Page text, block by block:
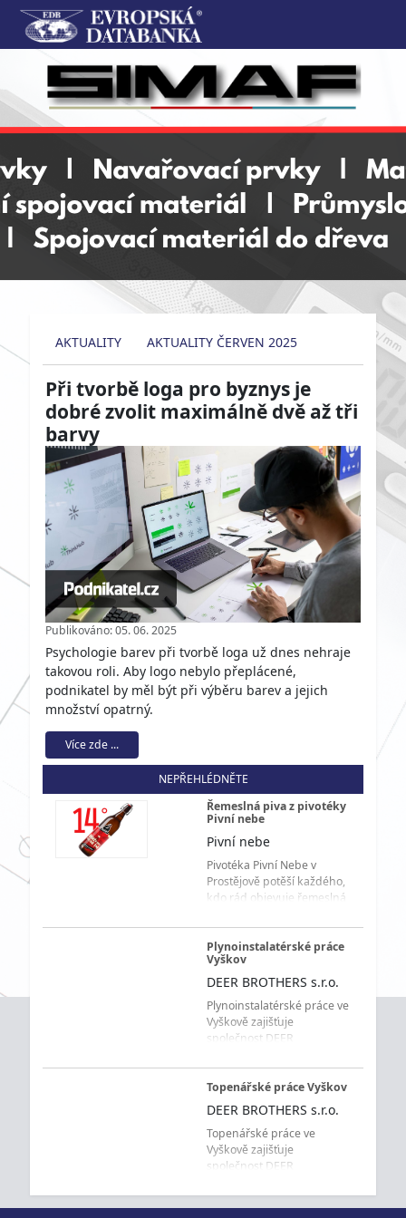
AKTUALITY AKTUALITY ČERVEN 2025
Při tvorbě loga pro byznys je
dobré zvolit maximálně dvě až tři
barvy
Publikováno: 05. 06. 2025
Psychologie barev při tvorbě loga už dnes nehraje
takovou roli. Aby logo nebylo přeplácené,
podnikatel by měl být při výběru barev a jejich
množství opatrný.
Více zde ...
NEPŘEHLÉDNĚTE
Řemeslná piva z pivotéky
Pivní nebe
Pivní nebe
Pivotéka Pivní Nebe v
Prostějově potěší každého,
kdo rád objevuje řemeslná
IPA, APA i další pivní styly
čekají na váš výběr.
Plynoinstalatérské práce
Vyškov
DEER BROTHERS s.r.o.
Plynoinstalatérské práce ve
Vyškově zajišťuje
společnost DEER
domácnosti, rodinné a
bytové domy, průmyslové
objekty, úřady, školy i další
budovy. Firma provádí
montáž nových rozvodů
plynu, opravy a
rekonstrukce stávající
Topenářské práce Vyškov
DEER BROTHERS s.r.o.
Topenářské práce ve
Vyškově zajišťuje
společnost DEER
domácnosti, rodinné a